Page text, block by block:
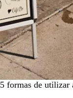
5 formas de utilizar